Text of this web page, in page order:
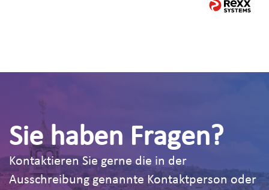
Sie haben Fragen?
Kontaktieren Sie gerne die in der
Ausschreibung genannte Kontaktperson oder